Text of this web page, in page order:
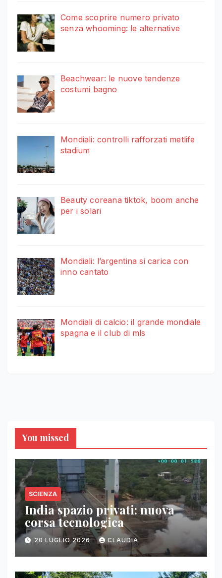
Come scoprire numero privato
senza whooming: le alternative
Beachwear: le nuove tendenze
costumi bagno
Mondiali: controlli rafforzati metlife
stadium
Beauty coreana tiktok, boom anche
per i solari
Mondiali: l’argentina si carica con
inno cantato
Mondiali di calcio: il grande mondiale
spagna e il club di mls
You missed
SCIENZA
India spazio privati: nuova
corsa tecnologica
20 LUGLIO 2026 CLAUDIA